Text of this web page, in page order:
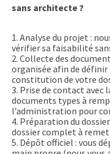
sans architecte ?
1. Analyse du projet :
vérifier sa faisabilité
2. Collecte des
organisée afin de définir
constitution de votre
3. Prise de contact avec
documents types à
l’administration pour
4. Préparation du dossier
dossier complet à
5. Dépôt officiel : vous